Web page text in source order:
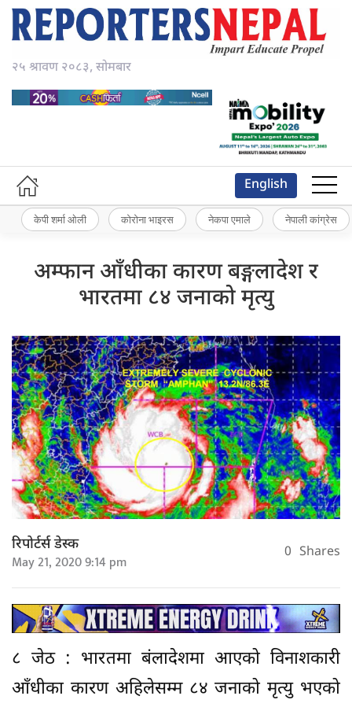
२५ श्रावण २०८३, सोमबार
English
केपी शर्मा ओली कोरोना भाइरस नेकपा एमाले नेपाली कांग्रेस
अम्फान आँधीका कारण बङ्गलादेश र
भारतमा ८४ जनाको मृत्यु
रिपोर्टर्स डेस्क
May 21, 2020 9:14 pm 0 Shares
८ जेठ : भारतमा बंलादेशमा आएको विनाशकारी
आँधीका कारण अहिलेसम्म ८४ जनाको मृत्यु भएको